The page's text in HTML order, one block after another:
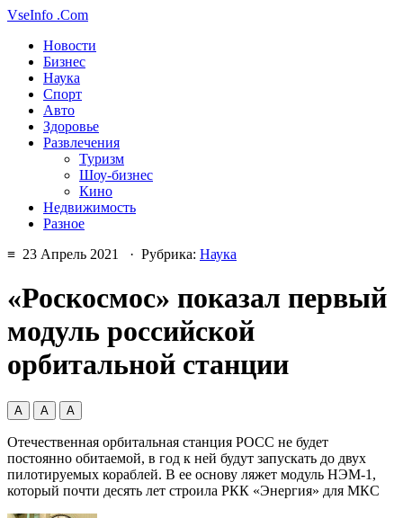
VseInfo .Com
Новости
Бизнес
Наука
Спорт
Авто
Здоровье
Развлечения
Туризм
Шоу-бизнес
Кино
Недвижимость
Разное
≡ 23 Апрель 2021 · Рубрика: Наука
«Роскосмос» показал первый
модуль российской
орбитальной станции
А А А
Отечественная орбитальная станция РОСС не будет
постоянно обитаемой, в год к ней будут запускать до двух
пилотируемых кораблей. В ее основу ляжет модуль НЭМ-1,
который почти десять лет строила РКК «Энергия» для МКС